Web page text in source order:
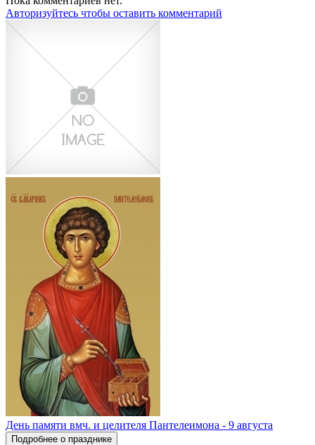
Авторизуйтесь чтобы оставить комментарий
День памяти вмч. и целителя Пантелеимона - 9 августа
Подробнее о празднике